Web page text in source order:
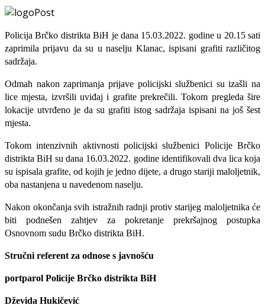
PolicijaBrčko distrikta BiH jedana 15.03.2022. godine u 20.15 sati
zaprimila prijavu da su u naselju Klanac, ispisani grafiti različitog
sadržaja.
Odmah nakon zaprimanja prijave policijski službenici su izašli na
lice mjesta, izvršili uviđaj i grafite prekrečili. Tokom pregleda šire
lokacije utvrđeno je da su grafiti istog sadržaja ispisani na još šest
mjesta.
Tokom intenzivnih aktivnosti policijski službenici Policije Brčko
distrikta BiH su dana 16.03.2022. godine identifikovali dva lica koja
su ispisala grafite, od kojih je jedno dijete, a drugo stariji maloljetnik,
oba nastanjena u navedenom naselju.
Nakon okončanja svih istražnih radnji protiv starijeg maloljetnika će
biti podnešen zahtjev za pokretanje prekršajnog postupka
Osnovnom sudu Brčko distrikta BiH.
Stručni referent za odnose s javnošću
portparol Policije Brčko distrikta BiH
Dževida Hukičević